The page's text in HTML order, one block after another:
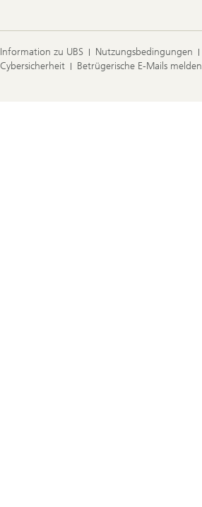
Information zu UBS Nutzungsbedingungen
Cybersicherheit
Betrügerische E-Mails melden